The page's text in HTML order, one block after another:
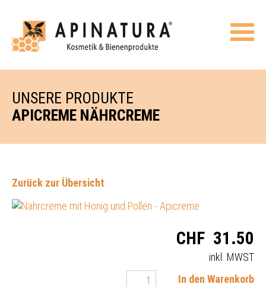
UNSERE PRODUKTE
APICREME NÄHRCREME
Zurück zur Übersicht
CHF 31.50
inkl. MWST
In den Warenkorb